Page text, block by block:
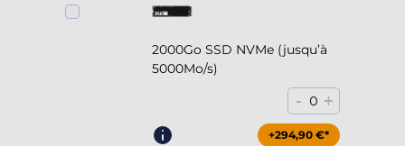
2000Go SSD NVMe (jusqu’à
5000Mo/s)
- 0 +
+294,90 €*